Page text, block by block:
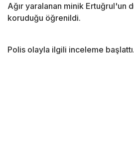
Ağır yaralanan minik Ertuğrul'un
koruduğu öğrenildi.
Polis olayla ilgili inceleme başlattı.